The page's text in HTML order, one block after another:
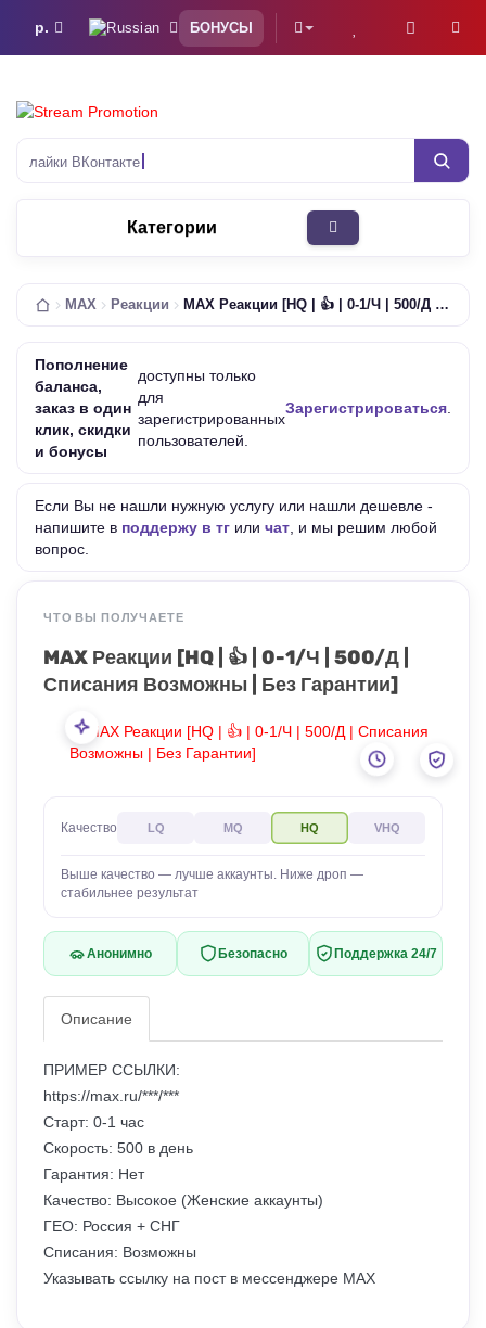
р. БОНУСЫ
лайки ВКонтакте
Категории
MAX Реакции MAX Реакции [HQ | 👍 | 0-1/Ч | 500/Д | Списания Возможны | Без Гарантии]
Пополнение
баланса,
заказ в один
клик, скидки
и бонусы
доступны только
для
зарегистрированных
пользователей.
Зарегистрироваться
Если Вы не нашли нужную услугу или нашли дешевле -
напишите в поддержу в тг или чат , и мы решим любой
вопрос.
ЧТО ВЫ ПОЛУЧАЕТЕ
MAX Реакции [HQ | 👍 | 0-1/Ч | 500/Д |
Списания Возможны | Без Гарантии]
Качество LQ MQ HQ VHQ
Выше качество — лучше аккаунты. Ниже дроп —
стабильнее результат
Анонимно Безопасно Поддержка 24/7
Описание
ПРИМЕР ССЫЛКИ:
https://max.ru/***/***
Старт: 0-1 час
Скорость: 500 в день
Гарантия: Нет
Качество: Высокое (Женские аккаунты)
ГЕО: Россия + СНГ
Списания: Возможны
Указывать ссылку на пост в мессенджере MAX